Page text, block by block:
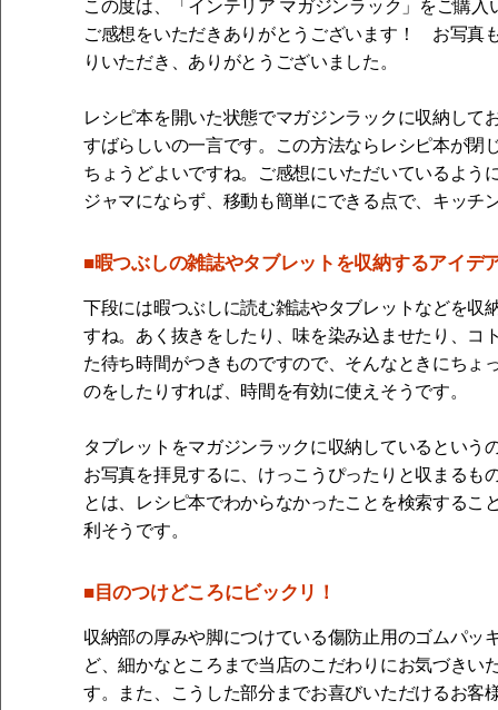
この度は、「インテリア マガジンラック」をご購
ご感想をいただきありがとうございます！ お写真
りいただき、ありがとうございました。
レシピ本を開いた状態でマガジンラックに収納して
すばらしいの一言です。この方法ならレシピ本が閉
ちょうどよいですね。ご感想にいただいているよう
ジャマにならず、移動も簡単にできる点で、キッチ
■暇つぶしの雑誌やタブレットを収納するアイデ
下段には暇つぶしに読む雑誌やタブレットなどを収
すね。あく抜きをしたり、味を染み込ませたり、
た待ち時間がつきものですので、そんなときにちょ
のをしたりすれば、時間を有効に使えそうです。
タブレットをマガジンラックに収納しているという
お写真を拝見するに、けっこうぴったりと収まるも
とは、レシピ本でわからなかったことを検索する
利そうです。
■目のつけどころにビックリ！
収納部の厚みや脚につけている傷防止用のゴムパッ
ど、細かなところまで当店のこだわりにお気づきい
す。また、こうした部分までお喜びいただけるお客